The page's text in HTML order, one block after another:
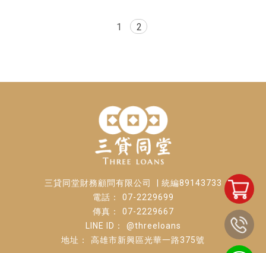
1 2
| 統編89143733
07-2229699
07-2229667
@threeloans
高雄市新興區光華一路375號